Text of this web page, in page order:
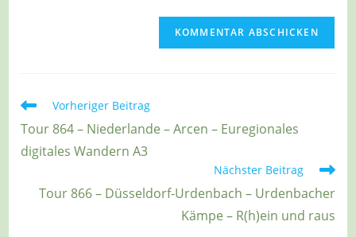
Weitere
ansehen
Vorheriger Beitrag
Tour 864 – Niederlande – Arcen – Euregionales
digitales Wandern A3
Nächster Beitrag
Tour 866 – Düsseldorf-Urdenbach – Urdenbacher
Kämpe – R(h)ein und raus